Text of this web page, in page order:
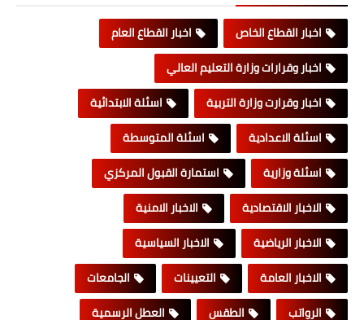
اخبار القطاع الخاص
اخبار القطاع العام
اخبار وقرارات وزارة التعليم العالي
اخبار وقرارت وزارة التربية
اسئلة الابتدائية
اسئلة الاعدادية
اسئلة المتوسطة
اسئلة وزارية
استمارة القبول المركزي
الاخبار الاقتصادية
الاخبار الامنية
الاخبار الرياضية
الاخبار السياسية
الاخبار العامة
التعيينات
الجامعات
الرواتب
الطقس
العطل الرسمية